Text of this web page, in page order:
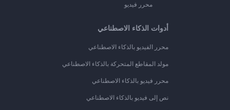
محرر فيديو
أدوات الذكاء الاصطناعي
محرر الفيديو بالذكاء الاصطناعي
مولد المقاطع المتحركة بالذكاء الاصطناعي
محرر فيديو بالذكاء الاصطناعي
نص إلى فيديو بالذكاء الاصطناعي